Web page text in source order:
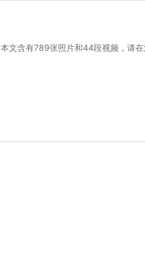
本文含有789张照片和44段视频，请